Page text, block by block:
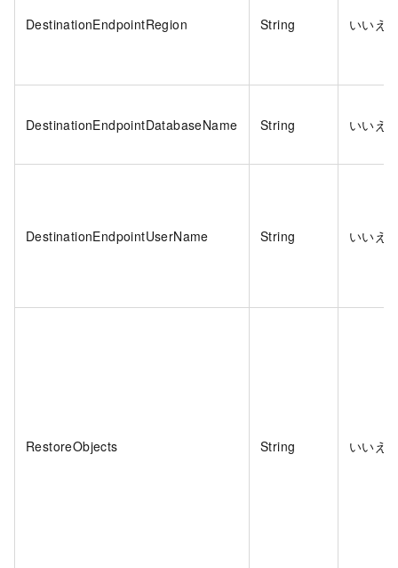
DestinationEndpointRegion String いいえ
DestinationEndpointDatabaseName String いいえ
DestinationEndpointUserName String いいえ
RestoreObjects String いいえ